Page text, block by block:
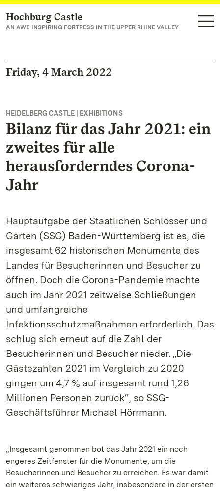
Navigate to main page
Hochburg Castle
AN AWE-INSPIRING FORTRESS IN THE UPPER RHINE VALLEY
Friday, 4 March 2022
HEIDELBERG CASTLE | EXHIBITIONS
Bilanz für das Jahr 2021: ein
zweites für alle
herausforderndes Corona-
Jahr
Hauptaufgabe der Staatlichen Schlösser und
Gärten (SSG) Baden-Württemberg ist es, die
insgesamt 62 historischen Monumente des
Landes für Besucherinnen und Besucher zu
öffnen. Doch die Corona-Pandemie machte
auch im Jahr 2021 zeitweise Schließungen
und umfangreiche
Infektionsschutzmaßnahmen erforderlich. Das
schlug sich erneut auf die Zahl der
Besucherinnen und Besucher nieder. „Die
Gästezahlen 2021 im Vergleich zu 2020
gingen um 4,7 % auf insgesamt rund 1,26
Millionen Personen zurück“, so SSG-
Geschäftsführer Michael Hörrmann.
„Insgesamt genommen bot das Jahr 2021 ein noch
engeres Zeitfenster für die Monumente, um die
Besucherinnen und Besucher zu erreichen. Es war damit
ein weiteres schwieriges Jahr, insbesondere in der ersten